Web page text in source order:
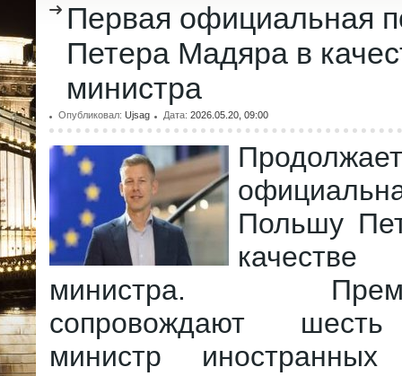
Первая официальная
Петера Мадяра в
министра
Опубликовал: Ujsag Дата: 2026.05.20, 09:00
Польшу
министра.
сопровождают
министр